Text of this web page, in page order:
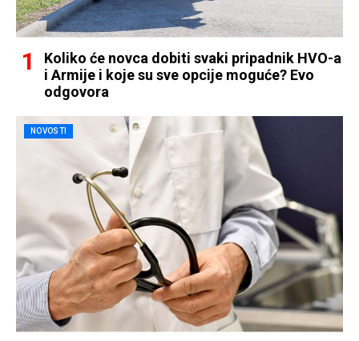
Koliko će novca dobiti svaki pripadnik HVO-a
i Armije i koje su sve opcije moguće? Evo
odgovora
NOVOSTI